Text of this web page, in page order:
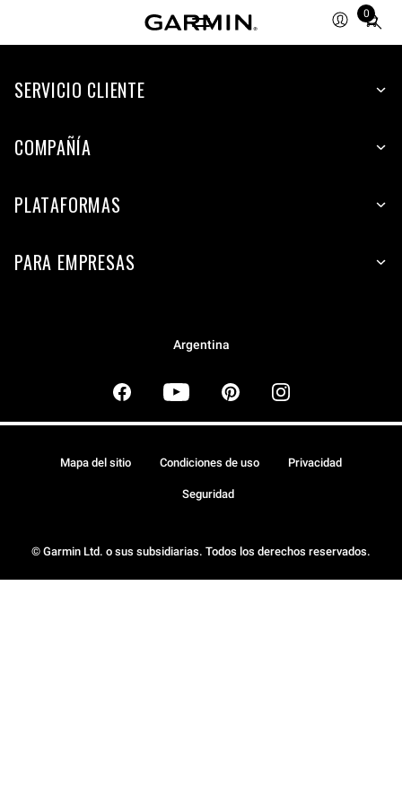
0
Total
items
cart:
SERVICIO CLIENTE
COMPAÑÍA
PLATAFORMAS
PARA EMPRESAS
Argentina
© Garmin Ltd. o sus subsidiarias. Todos los derechos reservados.
Mapa del sitio Condiciones de uso Privacidad
Seguridad